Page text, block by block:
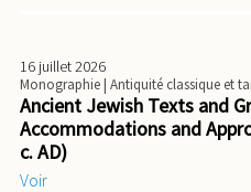
16 juillet 2026
Monographie| Antiquité classique et
Ancient Jewish Texts and
Accommodations and
c. AD)
Voir